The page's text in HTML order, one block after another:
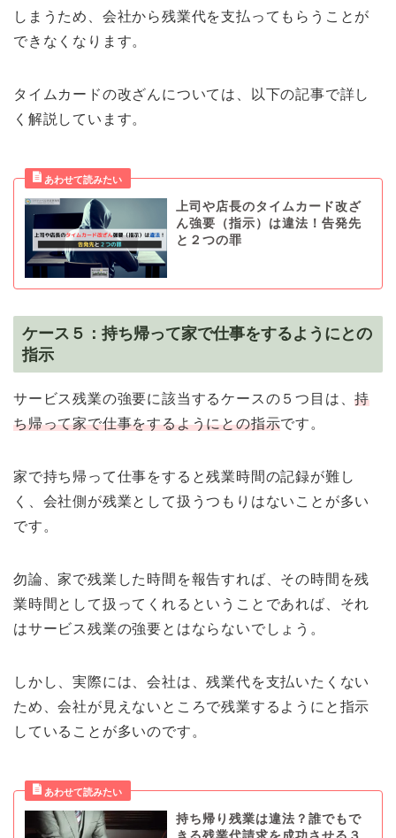
しまうため、会社から残業代を支払ってもらうことが
できなくなります。
タイムカードの改ざんについては、以下の記事で詳し
く解説しています。
上司や店長のタイムカード改ざ
ん強要（指示）は違法！告発先
と２つの罪
ケース５：持ち帰って家で仕事をするようにとの
指示
サービス残業の強要に該当するケースの５つ目は、持
ち帰って家で仕事をするようにとの指示です。
家で持ち帰って仕事をすると残業時間の記録が難し
く、会社側が残業として扱うつもりはないことが多い
です。
勿論、家で残業した時間を報告すれば、その時間を残
業時間として扱ってくれるということであれば、それ
はサービス残業の強要とはならないでしょう。
しかし、実際には、会社は、残業代を支払いたくない
ため、会社が見えないところで残業するようにと指示
していることが多いのです。
持ち帰り残業は違法？誰でもで